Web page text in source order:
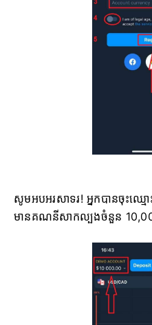
សូមអបអរសាទរ! អ្នកបានចុះឈ្ម
មានគណនីសាកល្បងចំនួន